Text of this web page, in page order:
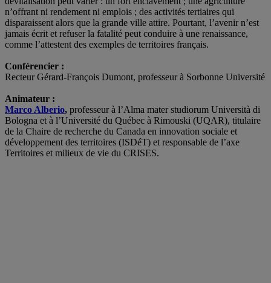
n’offrant ni rendement ni emplois ; des activités tertiaires qui
disparaissent alors que la grande ville attire. Pourtant, l’avenir n’est
jamais écrit et refuser la fatalité peut conduire à une renaissance,
comme l’attestent des exemples de territoires français.
Conférencier :
Recteur Gérard-François Dumont, professeur à Sorbonne Université
Animateur :
Marco Alberio, professeur à l’Alma mater studiorum Università di
Bologna et à l’Université du Québec à Rimouski (UQAR), titulaire
de la Chaire de recherche du Canada en innovation sociale et
développement des territoires (ISDéT) et responsable de l’axe
Territoires et milieux de vie du CRISES.